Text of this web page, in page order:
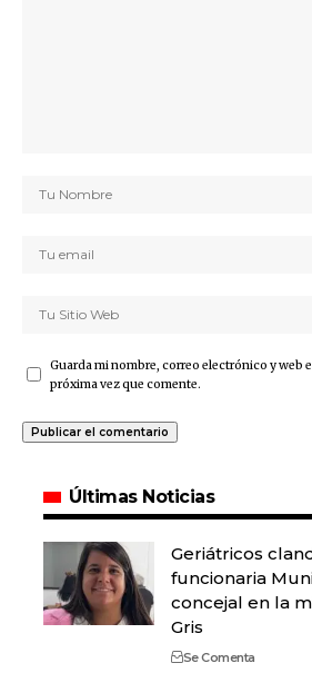
Guarda mi nombre, correo electrónico y web
próxima vez que comente.
Últimas Noticias
Geriátricos
funcionaria
concejal en la
Gris
Se Comenta